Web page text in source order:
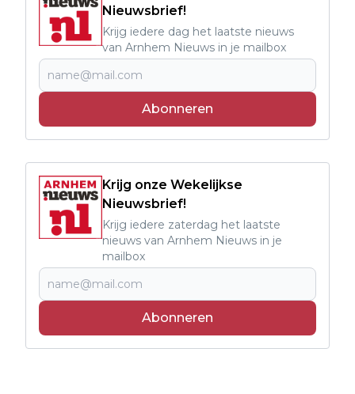
Nieuwsbrief!
Krijg iedere dag het laatste nieuws
van Arnhem Nieuws in je mailbox
Abonneren
Krijg onze Wekelijkse
Nieuwsbrief!
Krijg iedere zaterdag het laatste
nieuws van Arnhem Nieuws in je
mailbox
Abonneren